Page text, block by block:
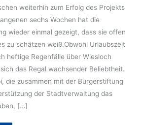
weiterhin zum Erfolg des Projekts
sechs Wochen hat die
wieder einmal gezeigt, dass sie offen
zu schätzen weiß.Obwohl Urlaubszeit
heftige Regenfälle über Wiesloch
das Regal wachsender Beliebtheit.
die zusammen mit der Bürgerstiftung
der Stadtverwaltung das
[…]